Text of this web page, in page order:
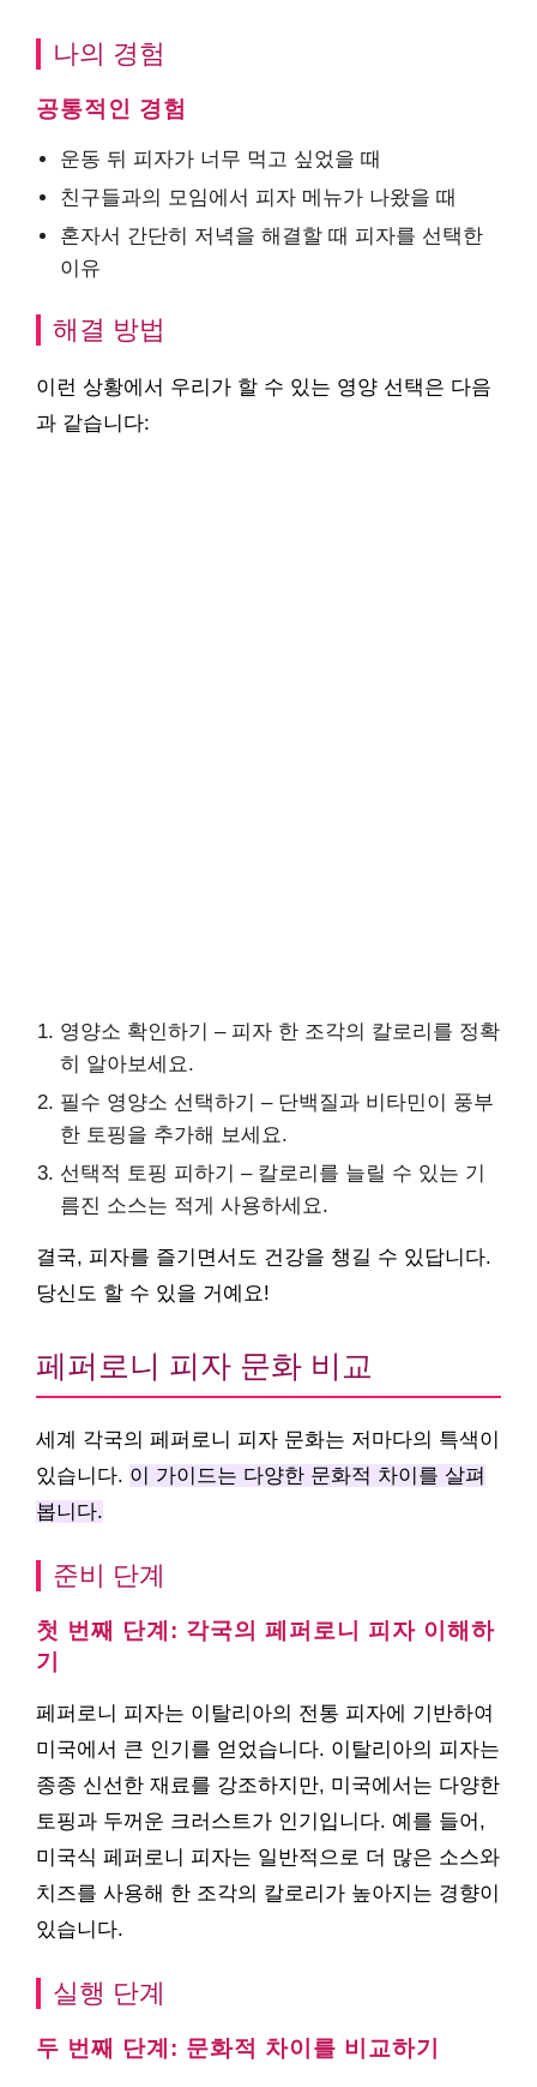
나의 경험
공통적인 경험
운동 뒤 피자가 너무 먹고 싶었을 때
친구들과의 모임에서 피자 메뉴가 나왔을 때
혼자서 간단히 저녁을 해결할 때 피자를 선택한
이유
해결 방법
이런 상황에서 우리가 할 수 있는 영양 선택은 다음
과 같습니다:
영양소 확인하기 – 피자 한 조각의 칼로리를 정확
히 알아보세요.
필수 영양소 선택하기 – 단백질과 비타민이 풍부
한 토핑을 추가해 보세요.
선택적 토핑 피하기 – 칼로리를 늘릴 수 있는 기
름진 소스는 적게 사용하세요.
결국, 피자를 즐기면서도 건강을 챙길 수 있답니다.
당신도 할 수 있을 거예요!
페퍼로니 피자 문화 비교
세계 각국의 페퍼로니 피자 문화는 저마다의 특색이
있습니다. 이 가이드는 다양한 문화적 차이를 살펴
봅니다.
준비 단계
첫 번째 단계: 각국의 페퍼로니 피자 이해하
기
페퍼로니 피자는 이탈리아의 전통 피자에 기반하여
미국에서 큰 인기를 얻었습니다. 이탈리아의 피자는
종종 신선한 재료를 강조하지만, 미국에서는 다양한
토핑과 두꺼운 크러스트가 인기입니다. 예를 들어,
미국식 페퍼로니 피자는 일반적으로 더 많은 소스와
치즈를 사용해 한 조각의 칼로리가 높아지는 경향이
있습니다.
실행 단계
두 번째 단계: 문화적 차이를 비교하기